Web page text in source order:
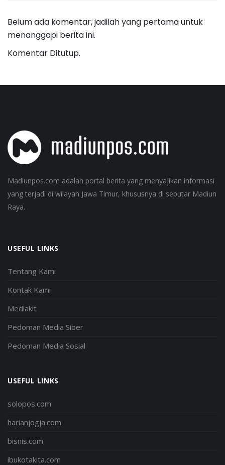
Belum ada komentar, jadilah yang pertama untuk
menanggapi berita ini.
Komentar Ditutup.
Madiunpos.com adalah portal berita yang menyajikan informasi
yang terjadi di wilayah Jawa Timur, khususnya di seputar Madiun
Raya.
USEFUL LINKS
Tentang Kami
Kontak Kami
Mediakit
Pedoman Media Siber
Pedoman Media Sosial
USEFUL LINKS
solopos.com
harianjogja.com
bisnis.com
ibukotakita.com